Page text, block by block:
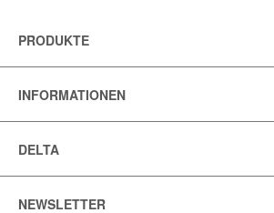
PRODUKTE
INFORMATIONEN
DELTA
NEWSLETTER